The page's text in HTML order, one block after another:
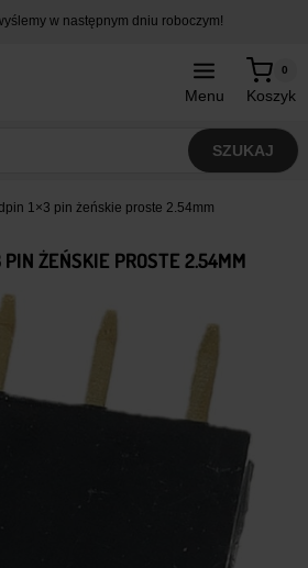
w następnym dniu roboczym!
Menu Koszyk
0
SZUKAJ
1×3 pin żeńskie proste 2.54mm
PIN ŻEŃSKIE PROSTE 2.54MM